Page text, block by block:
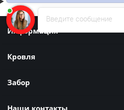
Информация
Кровля
Забор
Введите сообщение